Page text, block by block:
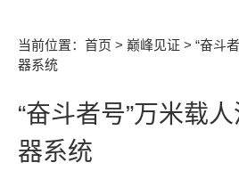
当前位置： 首页 > 巅峰见证 > “奋斗
器系统
“奋斗者号”万米载
器系统